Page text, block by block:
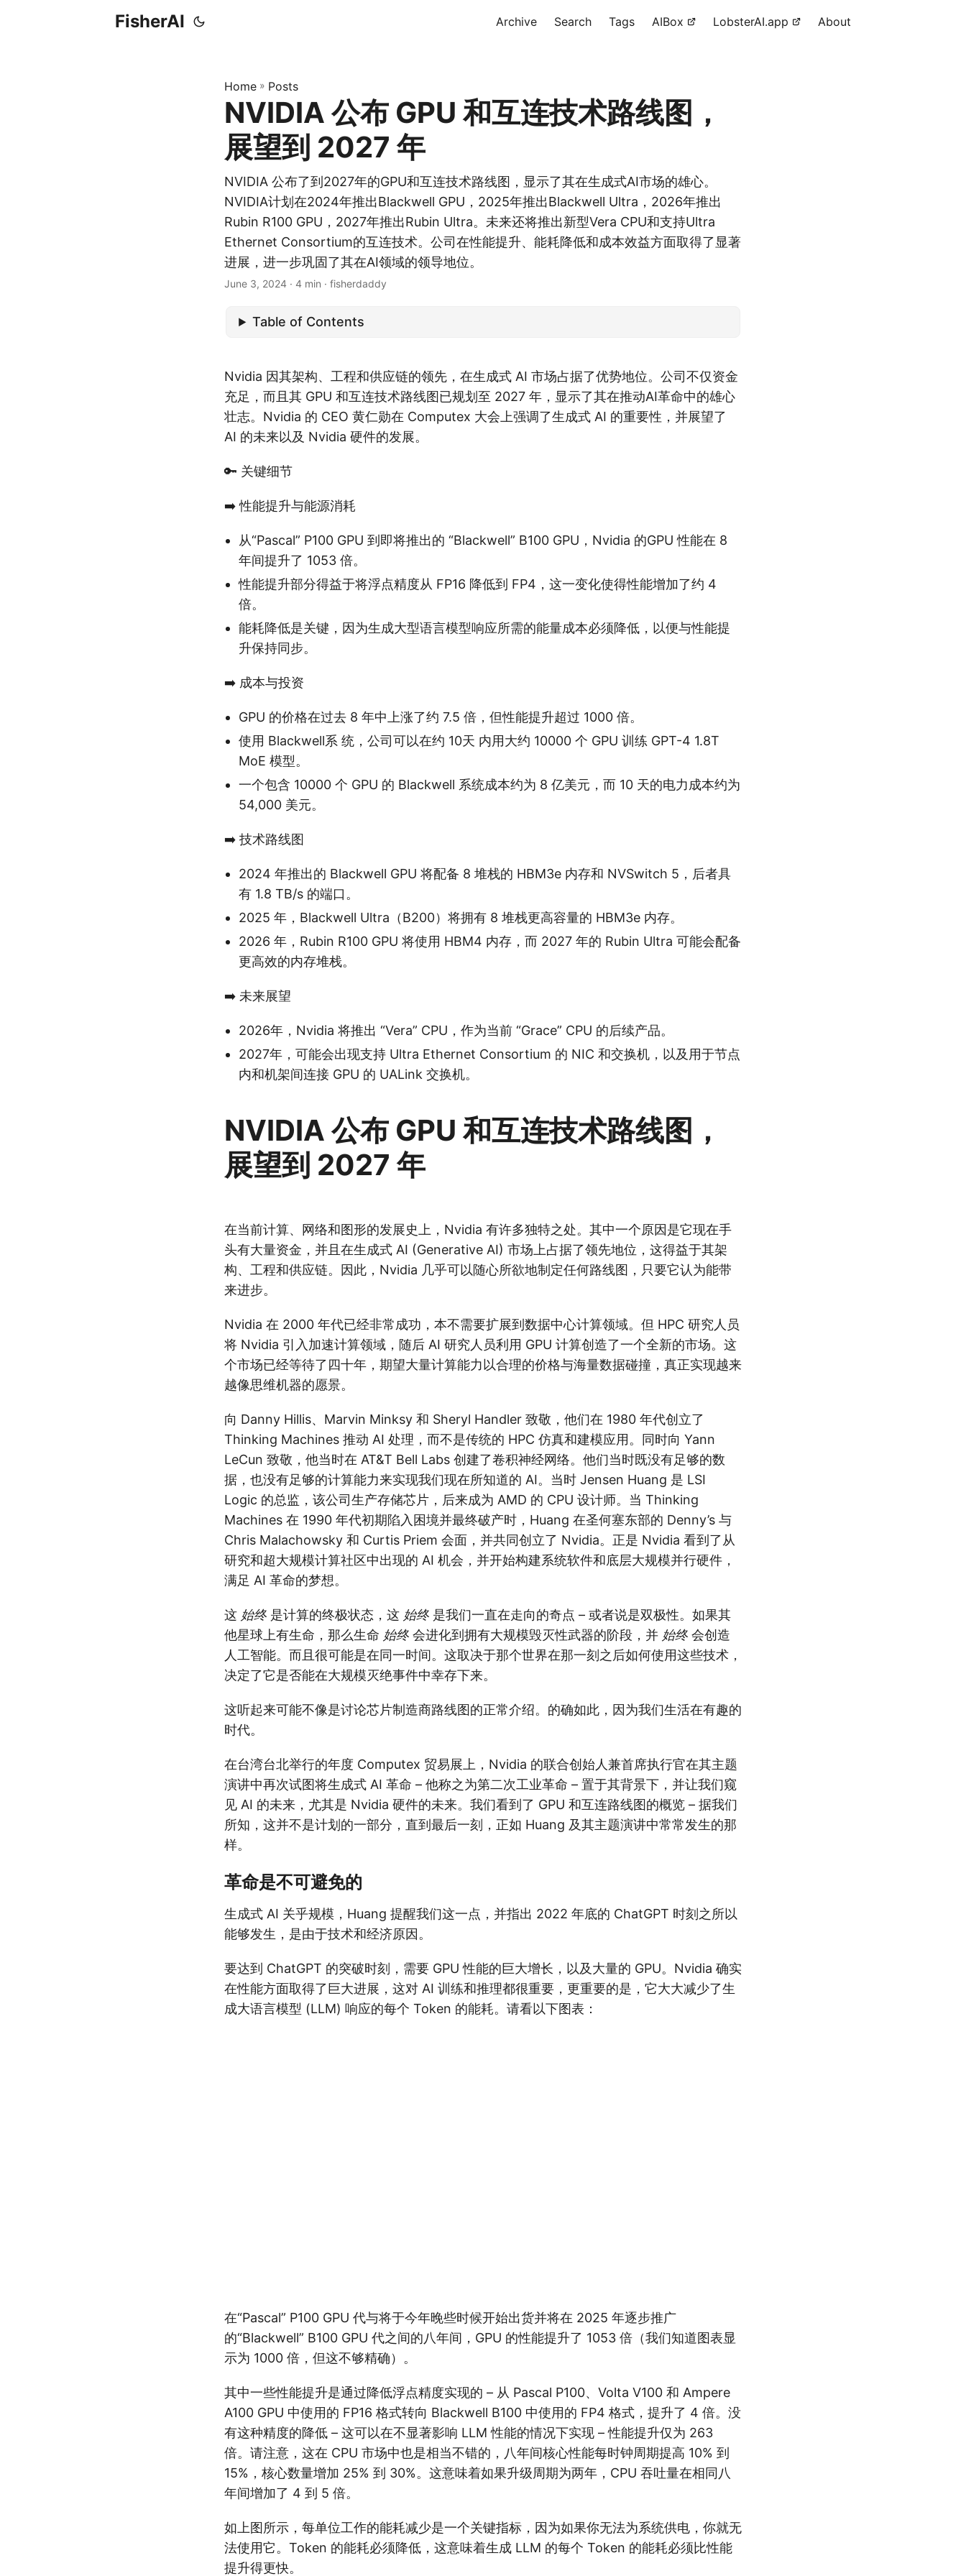
FisherAI Archive Search Tags AIBox LobsterAI.app About
Home » Posts
NVIDIA 公布 GPU 和互连技术路线图，
展望到 2027 年
NVIDIA 公布了到2027年的GPU和互连技术路线图，显示了其在生成式AI市场的雄心。
NVIDIA计划在2024年推出Blackwell GPU，2025年推出Blackwell Ultra，2026年推出
Rubin R100 GPU，2027年推出Rubin Ultra。未来还将推出新型Vera CPU和支持Ultra
Ethernet Consortium的互连技术。公司在性能提升、能耗降低和成本效益方面取得了显著
进展，进一步巩固了其在AI领域的领导地位。
June 3, 2024 · 4 min · fisherdaddy
Table of Contents
Nvidia 因其架构、工程和供应链的领先，在生成式 AI 市场占据了优势地位。公司不仅资金
充足，而且其 GPU 和互连技术路线图已规划至 2027 年，显示了其在推动AI革命中的雄心
壮志。Nvidia 的 CEO 黄仁勋在 Computex 大会上强调了生成式 AI 的重要性，并展望了
AI 的未来以及 Nvidia 硬件的发展。
🔑 关键细节
➡️ 性能提升与能源消耗
从“Pascal” P100 GPU 到即将推出的 “Blackwell” B100 GPU，Nvidia 的GPU 性能在 8
年间提升了 1053 倍。
性能提升部分得益于将浮点精度从 FP16 降低到 FP4，这一变化使得性能增加了约 4
倍。
能耗降低是关键，因为生成大型语言模型响应所需的能量成本必须降低，以便与性能提
升保持同步。
➡️ 成本与投资
GPU 的价格在过去 8 年中上涨了约 7.5 倍，但性能提升超过 1000 倍。
使用 Blackwell系 统，公司可以在约 10天 内用大约 10000 个 GPU 训练 GPT-4 1.8T
MoE 模型。
一个包含 10000 个 GPU 的 Blackwell 系统成本约为 8 亿美元，而 10 天的电力成本约为
54,000 美元。
➡️ 技术路线图
2024 年推出的 Blackwell GPU 将配备 8 堆栈的 HBM3e 内存和 NVSwitch 5，后者具
有 1.8 TB/s 的端口。
2025 年，Blackwell Ultra（B200）将拥有 8 堆栈更高容量的 HBM3e 内存。
2026 年，Rubin R100 GPU 将使用 HBM4 内存，而 2027 年的 Rubin Ultra 可能会配备
更高效的内存堆栈。
➡️ 未来展望
2026年，Nvidia 将推出 “Vera” CPU，作为当前 “Grace” CPU 的后续产品。
2027年，可能会出现支持 Ultra Ethernet Consortium 的 NIC 和交换机，以及用于节点
内和机架间连接 GPU 的 UALink 交换机。
NVIDIA 公布 GPU 和互连技术路线图，
展望到 2027 年
在当前计算、网络和图形的发展史上，Nvidia 有许多独特之处。其中一个原因是它现在手
头有大量资金，并且在生成式 AI (Generative AI) 市场上占据了领先地位，这得益于其架
构、工程和供应链。因此，Nvidia 几乎可以随心所欲地制定任何路线图，只要它认为能带
来进步。
Nvidia 在 2000 年代已经非常成功，本不需要扩展到数据中心计算领域。但 HPC 研究人员
将 Nvidia 引入加速计算领域，随后 AI 研究人员利用 GPU 计算创造了一个全新的市场。这
个市场已经等待了四十年，期望大量计算能力以合理的价格与海量数据碰撞，真正实现越来
越像思维机器的愿景。
向 Danny Hillis、Marvin Minksy 和 Sheryl Handler 致敬，他们在 1980 年代创立了
Thinking Machines 推动 AI 处理，而不是传统的 HPC 仿真和建模应用。同时向 Yann
LeCun 致敬，他当时在 AT&T Bell Labs 创建了卷积神经网络。他们当时既没有足够的数
据，也没有足够的计算能力来实现我们现在所知道的 AI。当时 Jensen Huang 是 LSI
Logic 的总监，该公司生产存储芯片，后来成为 AMD 的 CPU 设计师。当 Thinking
Machines 在 1990 年代初期陷入困境并最终破产时，Huang 在圣何塞东部的 Denny’s 与
Chris Malachowsky 和 Curtis Priem 会面，并共同创立了 Nvidia。正是 Nvidia 看到了从
研究和超大规模计算社区中出现的 AI 机会，并开始构建系统软件和底层大规模并行硬件，
满足 AI 革命的梦想。
这 始终 是计算的终极状态，这 始终 是我们一直在走向的奇点 – 或者说是双极性。如果其
他星球上有生命，那么生命 始终 会进化到拥有大规模毁灭性武器的阶段，并 始终 会创造
人工智能。而且很可能是在同一时间。这取决于那个世界在那一刻之后如何使用这些技术，
决定了它是否能在大规模灭绝事件中幸存下来。
这听起来可能不像是讨论芯片制造商路线图的正常介绍。的确如此，因为我们生活在有趣的
时代。
在台湾台北举行的年度 Computex 贸易展上，Nvidia 的联合创始人兼首席执行官在其主题
演讲中再次试图将生成式 AI 革命 – 他称之为第二次工业革命 – 置于其背景下，并让我们窥
见 AI 的未来，尤其是 Nvidia 硬件的未来。我们看到了 GPU 和互连路线图的概览 – 据我们
所知，这并不是计划的一部分，直到最后一刻，正如 Huang 及其主题演讲中常常发生的那
样。
革命是不可避免的
生成式 AI 关乎规模，Huang 提醒我们这一点，并指出 2022 年底的 ChatGPT 时刻之所以
能够发生，是由于技术和经济原因。
要达到 ChatGPT 的突破时刻，需要 GPU 性能的巨大增长，以及大量的 GPU。Nvidia 确实
在性能方面取得了巨大进展，这对 AI 训练和推理都很重要，更重要的是，它大大减少了生
成大语言模型 (LLM) 响应的每个 Token 的能耗。请看以下图表：
在“Pascal” P100 GPU 代与将于今年晚些时候开始出货并将在 2025 年逐步推广
的“Blackwell” B100 GPU 代之间的八年间，GPU 的性能提升了 1053 倍（我们知道图表显
示为 1000 倍，但这不够精确）。
其中一些性能提升是通过降低浮点精度实现的 – 从 Pascal P100、Volta V100 和 Ampere
A100 GPU 中使用的 FP16 格式转向 Blackwell B100 中使用的 FP4 格式，提升了 4 倍。没
有这种精度的降低 – 这可以在不显著影响 LLM 性能的情况下实现 – 性能提升仅为 263
倍。请注意，这在 CPU 市场中也是相当不错的，八年间核心性能每时钟周期提高 10% 到
15%，核心数量增加 25% 到 30%。这意味着如果升级周期为两年，CPU 吞吐量在相同八
年间增加了 4 到 5 倍。
如上图所示，每单位工作的能耗减少是一个关键指标，因为如果你无法为系统供电，你就无
法使用它。Token 的能耗必须降低，这意味着生成 LLM 的每个 Token 的能耗必须比性能
提升得更快。